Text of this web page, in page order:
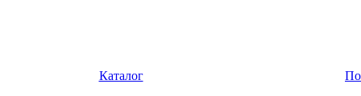
Каталог